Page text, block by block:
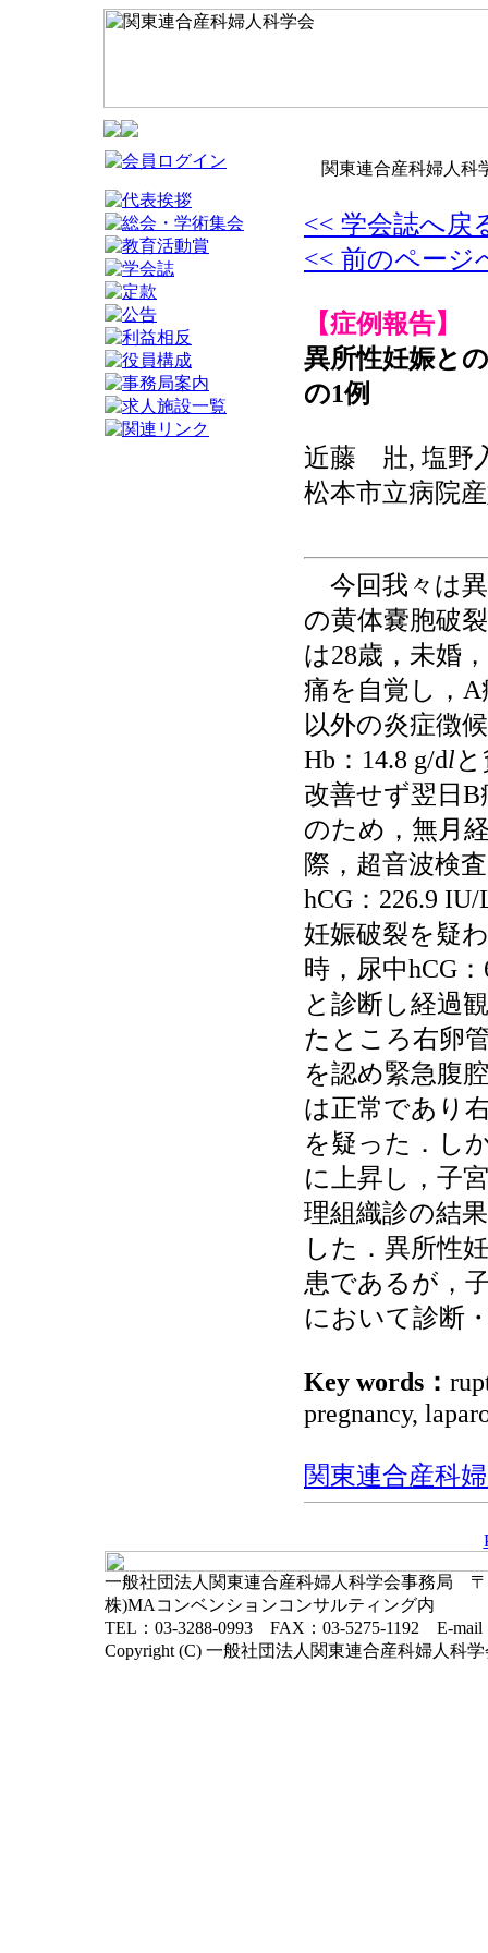
関東連合産科婦人科
<< 学会誌へ戻
<< 前のページ
【症例報告】
異所性妊娠と
の1例
近藤 壯, 塩
松本市立病院
今回我々は
の黄体嚢胞破
は28歳，未婚
痛を自覚し，
以外の炎症徴
Hb：14.8 g/dl
改善せず翌日
のため，無月
際，超音波検
hCG：226.9
妊娠破裂を疑
時，尿中hCG
と診断し経過
たところ右卵
を認め緊急腹
は正常であり
を疑った．し
に上昇し，子
理組織診の結
した．異所性
患であるが，
において診断
Key words：
pregnancy,
関東連合産科
一般社団法人関東連合産科婦人科学会事務局 〒
株)MAコンベンションコンサルティング内
TEL：03-3288-0993 FAX：03-5275-1192 E-mail
Copyright (C) 一般社団法人関東連合産科婦人科